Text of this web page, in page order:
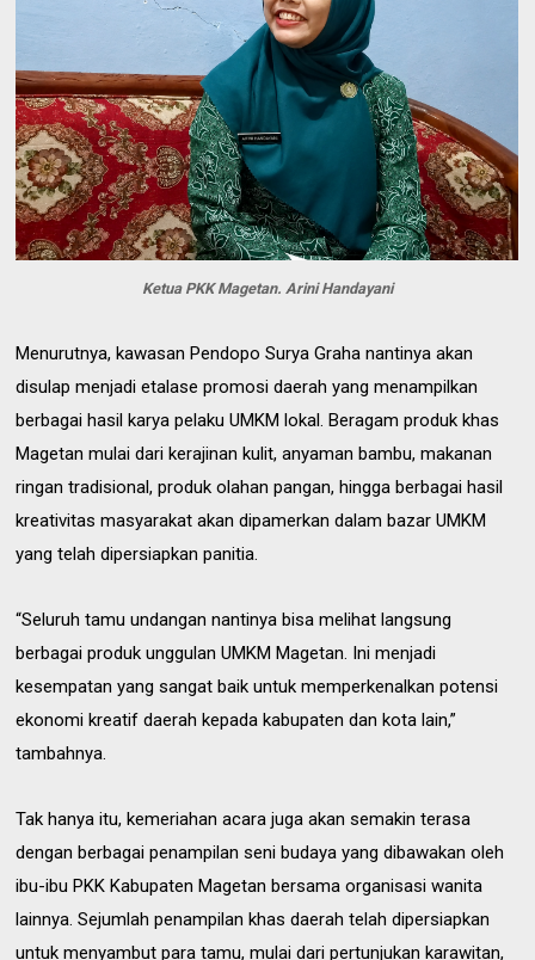
Ketua PKK Magetan. Arini Handayani
Menurutnya, kawasan Pendopo Surya Graha nantinya akan
disulap menjadi etalase promosi daerah yang menampilkan
berbagai hasil karya pelaku UMKM lokal. Beragam produk khas
Magetan mulai dari kerajinan kulit, anyaman bambu, makanan
ringan tradisional, produk olahan pangan, hingga berbagai hasil
kreativitas masyarakat akan dipamerkan dalam bazar UMKM
yang telah dipersiapkan panitia.
“Seluruh tamu undangan nantinya bisa melihat langsung
berbagai produk unggulan UMKM Magetan. Ini menjadi
kesempatan yang sangat baik untuk memperkenalkan potensi
ekonomi kreatif daerah kepada kabupaten dan kota lain,”
tambahnya.
Tak hanya itu, kemeriahan acara juga akan semakin terasa
dengan berbagai penampilan seni budaya yang dibawakan oleh
ibu-ibu PKK Kabupaten Magetan bersama organisasi wanita
lainnya. Sejumlah penampilan khas daerah telah dipersiapkan
untuk menyambut para tamu, mulai dari pertunjukan karawitan,